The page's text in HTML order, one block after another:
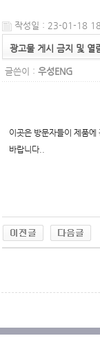
작성일 : 23-01-18
광고물 게시 금지 및 열
글쓴이 : 우성ENG
이곳은 방문자들이 제품에
바랍니다..